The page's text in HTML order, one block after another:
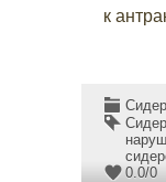
к
0.0/0